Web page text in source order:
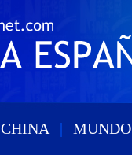
CHINA | MUNDO